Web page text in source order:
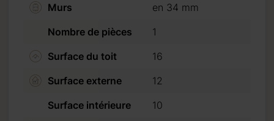
Murs
en 34 mm
Nombre de pièces
1
Surface du toit
16
Surface externe
12
Surface intérieure
10